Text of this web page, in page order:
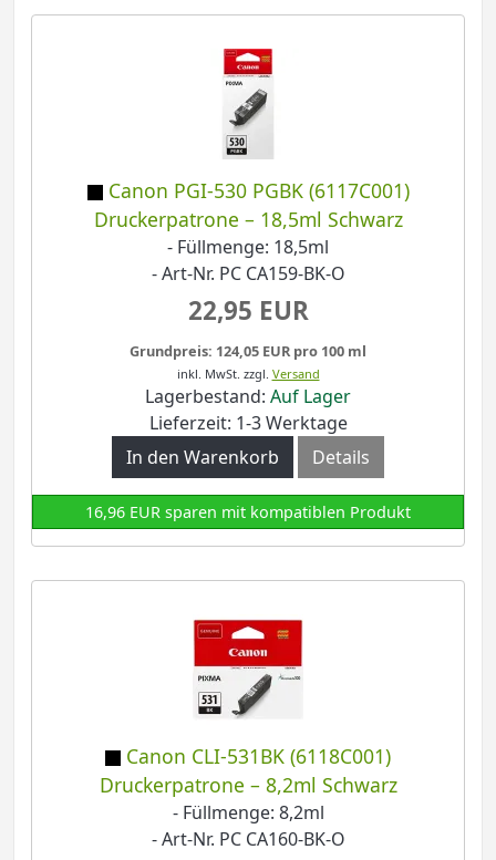
Canon PGI-530 PGBK (6117C001)
Druckerpatrone – 18,5ml Schwarz
- Füllmenge: 18,5ml
- Art-Nr. PC CA159-BK-O
22,95 EUR
Grundpreis: 124,05 EUR pro 100 ml
inkl. MwSt. zzgl. Versand
Lagerbestand: Auf Lager
Lieferzeit: 1-3 Werktage
In den Warenkorb
Details
16,96 EUR sparen mit kompatiblen Produkt
Canon CLI-531BK (6118C001)
Druckerpatrone – 8,2ml Schwarz
- Füllmenge: 8,2ml
- Art-Nr. PC CA160-BK-O